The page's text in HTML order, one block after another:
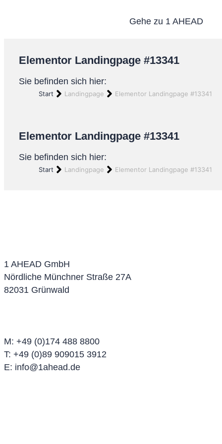
Gehe zu 1 AHEAD
Elementor Landingpage #13341
Sie befinden sich hier:
Start Landingpage Elementor Landingpage #13341
Elementor Landingpage #13341
Sie befinden sich hier:
Start Landingpage Elementor Landingpage #13341
1 AHEAD GmbH
Nördliche Münchner Straße 27A
82031 Grünwald
M: +49 (0)174 488 8800
T: +49 (0)89 909015 3912
E: info@1ahead.de